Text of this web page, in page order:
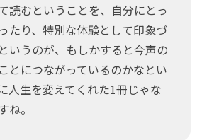
読むということを、自分にとっ
たり、特別な体験として印象づ
いうのが、もしかすると今声の
とにつながっているのかなとい
人生を変えてくれた1冊じゃな
ね。